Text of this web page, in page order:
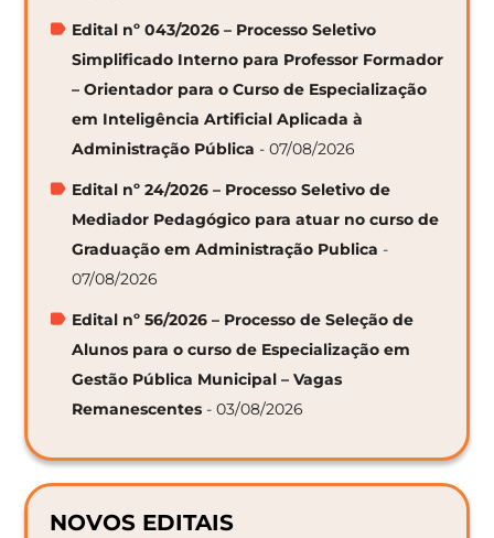
Edital nº 043/2026 – Processo Seletivo
Simplificado Interno para Professor Formador
– Orientador para o Curso de Especialização
em Inteligência Artificial Aplicada à
Administração Pública - 07/08/2026
Edital nº 24/2026 – Processo Seletivo de
Mediador Pedagógico para atuar no curso de
Graduação em Administração Publica -
07/08/2026
Edital nº 56/2026 – Processo de Seleção de
Alunos para o curso de Especialização em
Gestão Pública Municipal – Vagas
Remanescentes - 03/08/2026
NOVOS EDITAIS